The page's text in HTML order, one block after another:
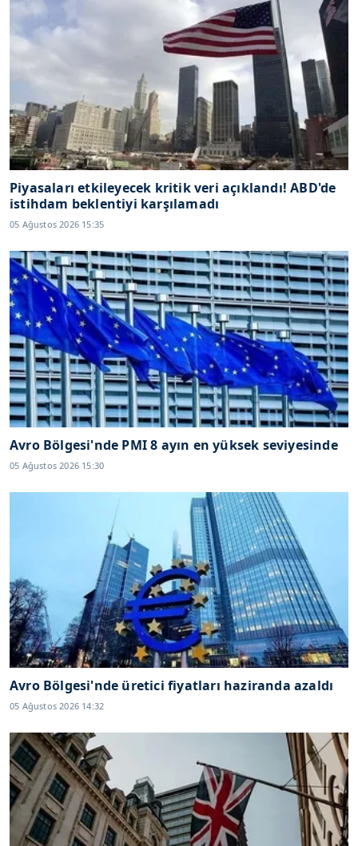
Piyasaları etkileyecek kritik veri açıklandı! ABD'de
istihdam beklentiyi karşılamadı
05 Ağustos 2026 15:35
Avro Bölgesi'nde PMI 8 ayın en yüksek seviyesinde
05 Ağustos 2026 15:30
Avro Bölgesi'nde üretici fiyatları haziranda azaldı
05 Ağustos 2026 14:32